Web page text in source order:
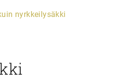
nyrkkeilysäkki